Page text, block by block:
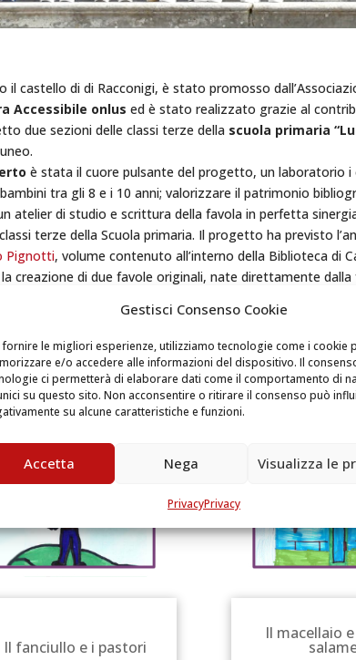
Gestisci Consenso Cookie
fornire le migliori esperienze, utilizziamo tecnologie come i cookie
e/o accedere alle informazioni del dispositivo. Il
ci permetterà di elaborare dati come il comportamento di
su questo sito. Non acconsentire o ritirare il consenso può
su alcune caratteristiche e funzioni.
Accetta Nega Visualizza le
PrivacyPrivacy
il castello di di Racconigi, è stato promosso
Accessibile onlus ed è stato realizzato grazie al
due sezioni delle classi terze della scuola primaria
è stata il cuore pulsante del progetto, un laboratorio
tra gli 8 e i 10 anni; valorizzare il patrimonio
atelier di studio e scrittura della favola in perfetta
terze della Scuola primaria. Il progetto ha previsto
Pignotti, volume contenuto all’interno della Biblioteca di
creazione di due favole originali, nate direttamente dalla
sono stati quattro
. È stato scelto
e ai contenuti anche ad un pubblico di utenti non
Il fanciullo e i pastori
Il macellaio